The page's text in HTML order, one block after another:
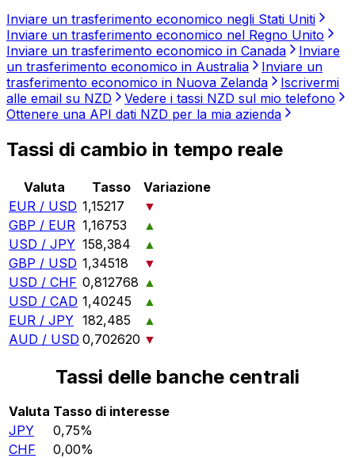
Inviare un trasferimento economico negli Stati Uniti
Inviare un trasferimento economico nel Regno Unito
Inviare un trasferimento economico in Canada
Inviare
un trasferimento economico in Australia
Inviare un
trasferimento economico in Nuova Zelanda
Iscrivermi
alle email su NZD
Vedere i tassi NZD sul mio telefono
Ottenere una API dati NZD per la mia azienda
Tassi di cambio in tempo reale
Valuta Tasso
Variazione
EUR / USD 1,15217
▼
GBP / EUR 1,16753
▲
USD / JPY 158,384
▲
GBP / USD 1,34518
▼
USD / CHF 0,812768 ▲
USD / CAD 1,40245
▲
EUR / JPY 182,485
▲
AUD / USD 0,702620 ▼
Tassi delle banche centrali
Valuta Tasso di interesse
JPY
0,75%
CHF
0,00%